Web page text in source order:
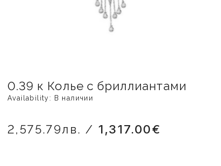
0.39 к Колье с бриллиантами
Availability: В наличии
2,575.79лв. / 1,317.00€